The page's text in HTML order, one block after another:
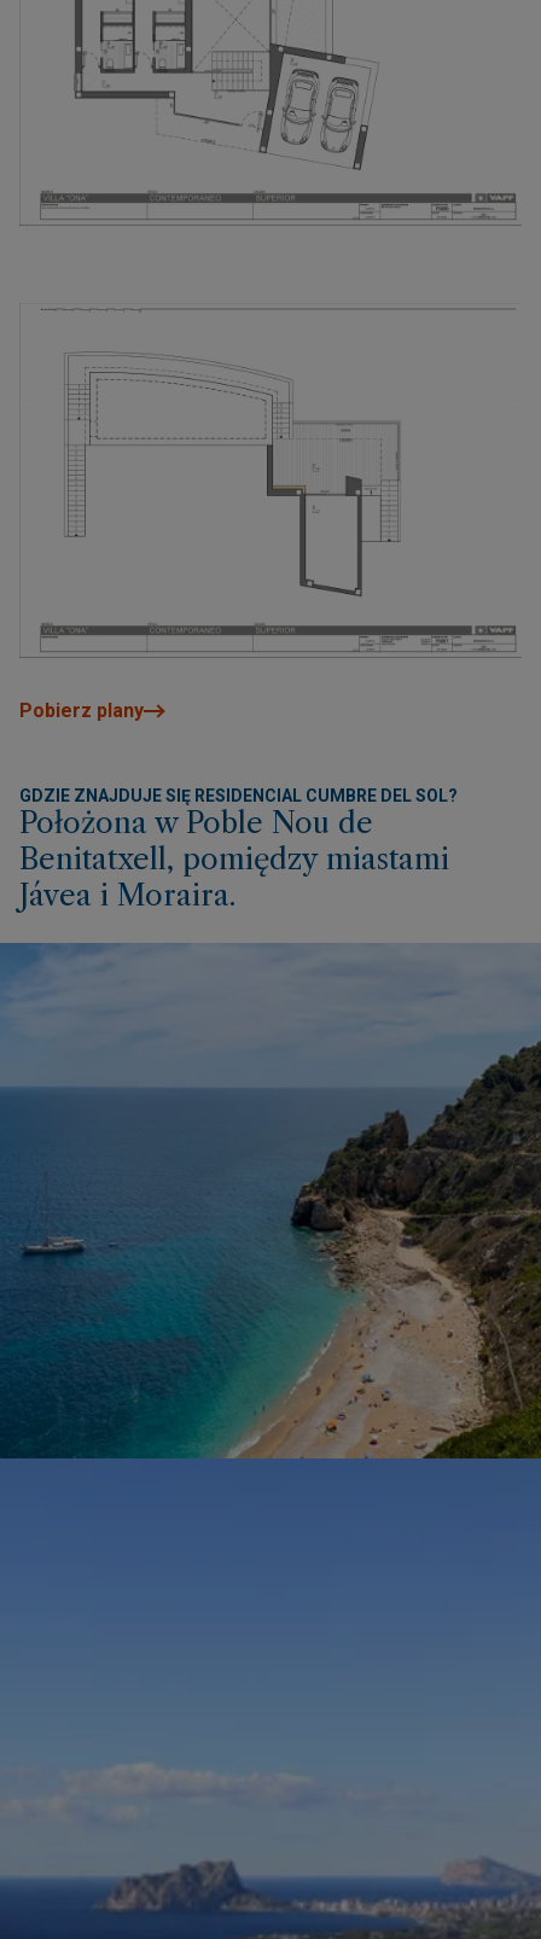
Pobierz plany
GDZIE ZNAJDUJE SIĘ RESIDENCIAL CUMBRE DEL SOL?
Położona w Poble Nou de
Benitatxell, pomiędzy miastami
Jávea i Moraira.